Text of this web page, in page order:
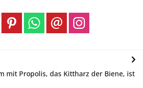
mit Propolis, das Kittharz der Biene, ist